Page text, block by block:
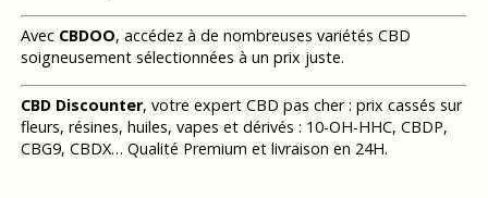
Avec CBDOO, accédez à de nombreuses variétés CBD
soigneusement sélectionnées à un prix juste.
CBD Discounter, votre expert CBD pas cher : prix cassés sur
fleurs, résines, huiles, vapes et dérivés : 10-OH-HHC, CBDP,
CBG9, CBDX… Qualité Premium et livraison en 24H.